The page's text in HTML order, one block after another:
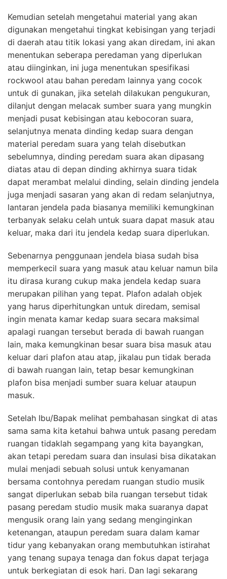
Kemudian setelah mengetahui material yang akan
digunakan mengetahui tingkat kebisingan yang terjadi
di daerah atau titik lokasi yang akan diredam, ini akan
menentukan seberapa peredaman yang diperlukan
atau diinginkan, ini juga menentukan spesifikasi
rockwool atau bahan peredam lainnya yang cocok
untuk di gunakan, jika setelah dilakukan pengukuran,
dilanjut dengan melacak sumber suara yang mungkin
menjadi pusat kebisingan atau kebocoran suara,
selanjutnya menata dinding kedap suara dengan
material peredam suara yang telah disebutkan
sebelumnya, dinding peredam suara akan dipasang
diatas atau di depan dinding akhirnya suara tidak
dapat merambat melalui dinding, selain dinding jendela
juga menjadi sasaran yang akan di redam selanjutnya,
lantaran jendela pada biasanya memiliki kemungkinan
terbanyak selaku celah untuk suara dapat masuk atau
keluar, maka dari itu jendela kedap suara diperlukan.
Sebenarnya penggunaan jendela biasa sudah bisa
memperkecil suara yang masuk atau keluar namun bila
itu dirasa kurang cukup maka jendela kedap suara
merupakan pilihan yang tepat. Plafon adalah objek
yang harus diperhitungkan untuk diredam, semisal
ingin menata kamar kedap suara secara maksimal
apalagi ruangan tersebut berada di bawah ruangan
lain, maka kemungkinan besar suara bisa masuk atau
keluar dari plafon atau atap, jikalau pun tidak berada
di bawah ruangan lain, tetap besar kemungkinan
plafon bisa menjadi sumber suara keluar ataupun
masuk.
Setelah Ibu/Bapak melihat pembahasan singkat di atas
sama sama kita ketahui bahwa untuk pasang peredam
ruangan tidaklah segampang yang kita bayangkan,
akan tetapi peredam suara dan insulasi bisa dikatakan
mulai menjadi sebuah solusi untuk kenyamanan
bersama contohnya peredam ruangan studio musik
sangat diperlukan sebab bila ruangan tersebut tidak
pasang peredam studio musik maka suaranya dapat
mengusik orang lain yang sedang menginginkan
ketenangan, ataupun peredam suara dalam kamar
tidur yang kebanyakan orang membutuhkan istirahat
yang tenang supaya tenaga dan fokus dapat terjaga
untuk berkegiatan di esok hari. Dan lagi sekarang